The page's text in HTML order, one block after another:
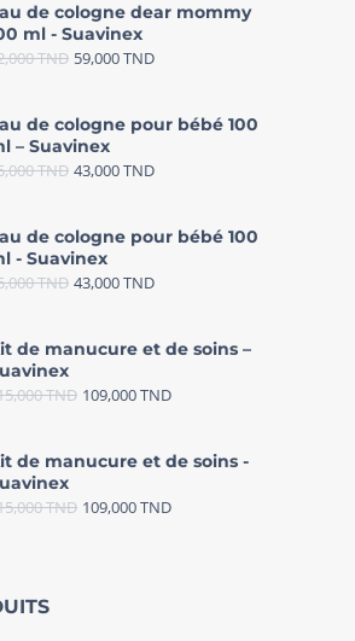
de cologne dear mommy
ml - Suavinex
TND 59,000TND
de cologne pour bébé 100
– Suavinex
TND 43,000TND
de cologne pour bébé 100
- Suavinex
TND 43,000TND
de manucure et de soins –
TND 109,000TND
de manucure et de soins -
TND 109,000TND